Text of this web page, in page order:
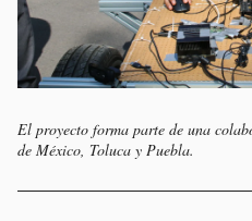
El proyecto forma parte de una
de México, Toluca y Puebla.